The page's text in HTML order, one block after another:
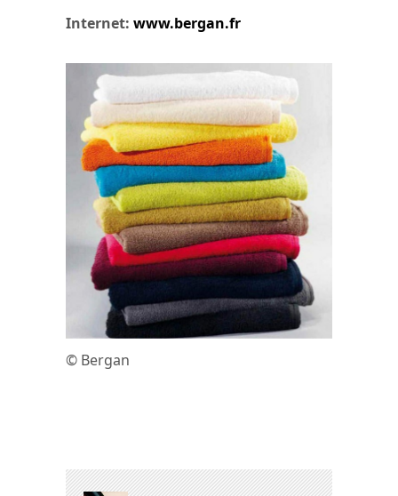
Internet: www.bergan.fr
© Bergan